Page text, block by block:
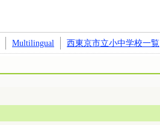
Multilingual 西東京市立小中学校一覧